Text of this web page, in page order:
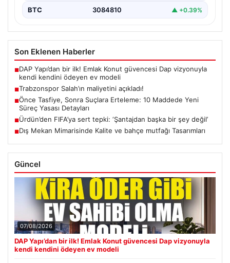
BTC 3084810 ▲ +0.39%
Son Eklenen Haberler
■DAP Yapı’dan bir ilk! Emlak Konut güvencesi Dap vizyonuyla
kendi kendini ödeyen ev modeli
■Trabzonspor Salah’ın maliyetini açıkladı!
■Önce Tasfiye, Sonra Suçlara Erteleme: 10 Maddede Yeni
Süreç Yasası Detayları
■Ürdün’den FIFA’ya sert tepki: ‘Şantajdan başka bir şey değil’
■Dış Mekan Mimarisinde Kalite ve bahçe mutfağı Tasarımları
Güncel
07/08/2026
DAP Yapı’dan bir ilk! Emlak Konut güvencesi Dap vizyonuyla
kendi kendini ödeyen ev modeli